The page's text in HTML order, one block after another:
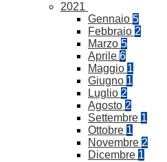
2021
Gennaio 5
Febbraio 2
Marzo 5
Aprile 6
Maggio 1
Giugno 1
Luglio 2
Agosto 2
Settembre 1
Ottobre 1
Novembre 2
Dicembre 1